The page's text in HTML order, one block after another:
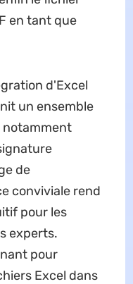
en tant que
d'Excel
un ensemble
notamment
de
conviviale rend
pour les
experts.
pour
Excel dans